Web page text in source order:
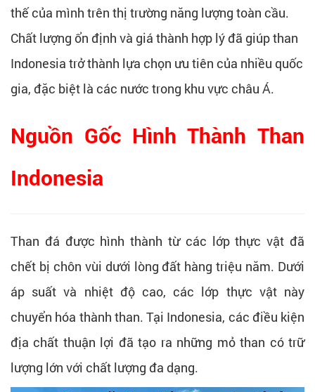
thế của mình trên thị trường năng lượng toàn cầu.
Chất lượng ổn định và giá thành hợp lý đã giúp than
Indonesia trở thành lựa chọn ưu tiên của nhiều quốc
gia, đặc biệt là các nước trong khu vực châu Á.
Nguồn Gốc Hình Thành Than
Indonesia
Than đá được hình thành từ các lớp thực vật đã
chết bị chôn vùi dưới lòng đất hàng triệu năm. Dưới
áp suất và nhiệt độ cao, các lớp thực vật này
chuyển hóa thành than. Tại Indonesia, các điều kiện
địa chất thuận lợi đã tạo ra những mỏ than có trữ
lượng lớn với chất lượng đa dạng.